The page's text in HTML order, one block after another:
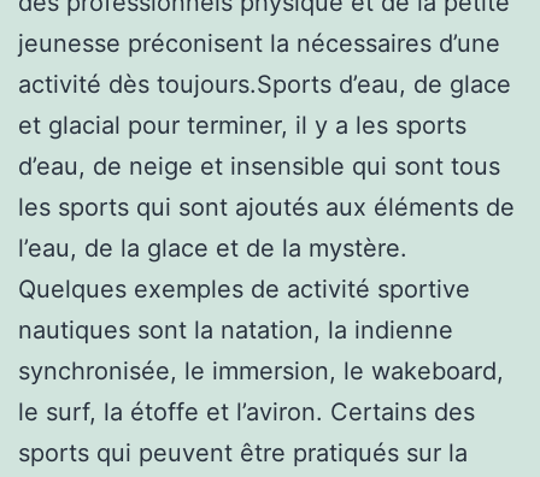
jeunesse préconisent la nécessaires d’une
activité dès toujours.Sports d’eau, de glace
et glacial pour terminer, il y a les sports
d’eau, de neige et insensible qui sont tous
les sports qui sont ajoutés aux éléments de
l’eau, de la glace et de la mystère.
Quelques exemples de activité sportive
nautiques sont la natation, la indienne
synchronisée, le immersion, le wakeboard,
le surf, la étoffe et l’aviron. Certains des
sports qui peuvent être pratiqués sur la